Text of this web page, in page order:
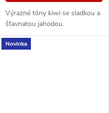
Výrazné tóny kiwi se sladkou a
šťavnatou jahodou.
Novinka